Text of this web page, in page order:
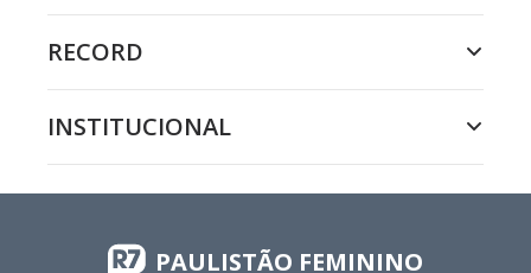
RECORD
INSTITUCIONAL
PAULISTÃO FEMININO